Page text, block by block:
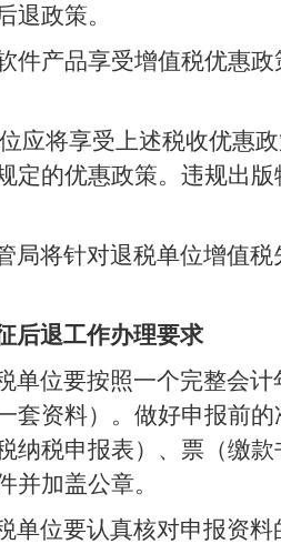
退政策。
件产品享受增值税优惠
位应将享受上述税收优惠
定的优惠政策。违规出
局将针对退税单位增值
后退工作办理要求
单位要按照一个完整会
套资料）。做好申报前
纳税申报表）、票（缴
并加盖公章。
单位要认真核对申报资